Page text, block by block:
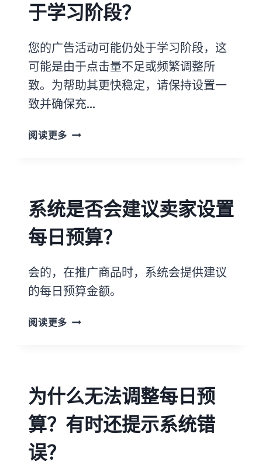
于学习阶段？
您的广告活动可能仍处于学习阶段，这
可能是由于点击量不足或频繁调整所
致。为帮助其更快稳定，请保持设置一
致并确保充…
阅读更多
系统是否会建议卖家设置
每日预算？
会的，在推广商品时，系统会提供建议
的每日预算金额。
阅读更多
为什么无法调整每日预
算？有时还提示系统错
误？